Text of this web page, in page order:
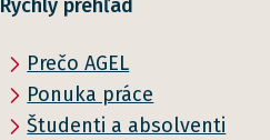
Rýchly prehľad
Prečo AGEL
Ponuka práce
Študenti a absolventi